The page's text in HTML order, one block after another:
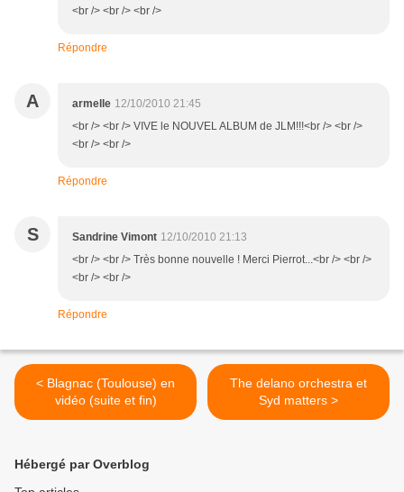
<br /> <br /> <br />
Répondre
A armelle 12/10/2010 21:45
<br /> <br /> VIVE le NOUVEL ALBUM de JLM!!!<br /> <br />
<br /> <br />
Répondre
S Sandrine Vimont 12/10/2010 21:13
<br /> <br /> Très bonne nouvelle ! Merci Pierrot...<br /> <br />
<br /> <br />
Répondre
< Blagnac (Toulouse) en
vidéo (suite et fin)
The delano orchestra et
Syd matters >
Hébergé par Overblog